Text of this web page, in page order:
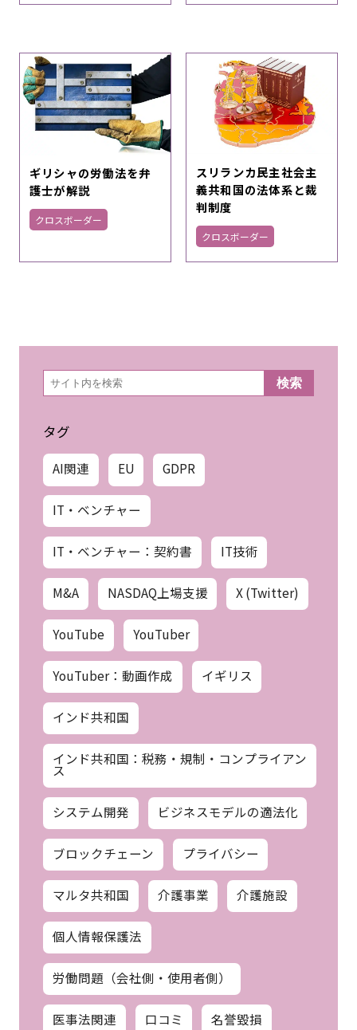
ギリシャの労働法を弁
護士が解説
クロスボーダー
スリランカ民主社会主
義共和国の法体系と裁
判制度
クロスボーダー
検
索 検索
タグ
AI関連 EU GDPR
IT・ベンチャー
IT・ベンチャー：契約書 IT技術
M&A NASDAQ上場支援 X (Twitter)
YouTube YouTuber
YouTuber：動画作成 イギリス
インド共和国
インド共和国：税務・規制・コンプライアン
ス
システム開発 ビジネスモデルの適法化
ブロックチェーン プライバシー
マルタ共和国 介護事業 介護施設
個人情報保護法
労働問題（会社側・使用者側）
医事法関連 口コミ 名誉毀損